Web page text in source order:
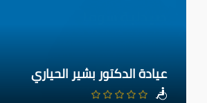
عيادة الدكتور بشير الحياري